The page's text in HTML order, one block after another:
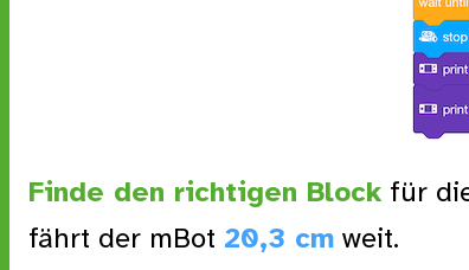
Finde den richtigen Block für
fährt der mBot 20,3 cm weit.